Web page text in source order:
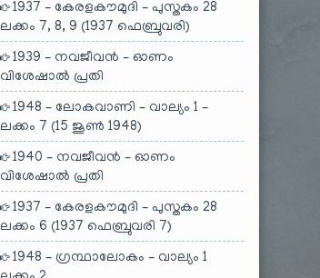
1937 – കേരളകൗമുദി – പുസ്തകം 28
ലക്കം 7, 8, 9 (1937 ഫെബ്രുവരി)
1939 – നവജീവൻ – ഓണം
വിശേഷാൽ പ്രതി
1948 – ലോകവാണി – വാല്യം 1 –
ലക്കം 7 (15 ജൂൺ 1948)
1940 – നവജീവൻ – ഓണം
വിശേഷാൽ പ്രതി
1937 – കേരളകൗമുദി – പുസ്തകം 28
ലക്കം 6 (1937 ഫെബ്രുവരി 7)
1948 – ഗ്രന്ഥാലോകം – വാല്യം 1